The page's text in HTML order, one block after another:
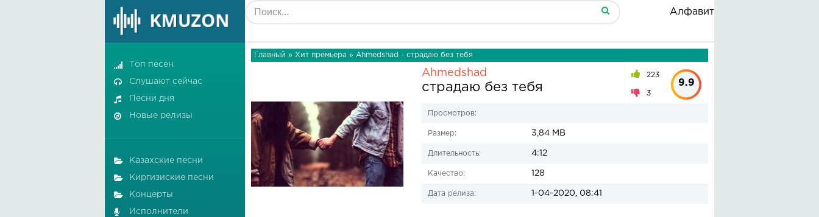
Алфавит
Главный » Хит премьера » Ahmedshad - страдаю без тебя
Ahmedshad
страдаю без тебя
223
3
9.9
Просмотров:
Размер: 3,84 MB
Длительность: 4:12
Качество: 128
Дата релиза: 1-04-2020, 08:41
Топ песен
Слушают сейчас
Песни дня
Новые релизы
Казахские песни
Киргизиские песни
Концерты
Исполнители